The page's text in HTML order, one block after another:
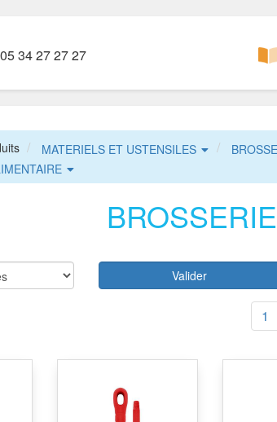
34 27 27 27
MATERIELS ET USTENSILES
Valider
1